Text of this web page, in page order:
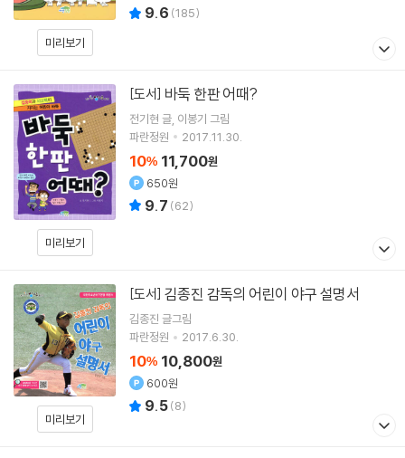
미리보기
9.6 (185)
미리보기
[도서] 바둑 한판 어때?
전기현 글 이봉기 그림
파란정원
2017.11.30.
10% 11,700원
650원
9.7 (62)
미리보기
[도서] 김종진 감독의 어린이 야구 설명서
김종진 글그림
파란정원
2017.6.30.
10% 10,800원
600원
9.5(8)